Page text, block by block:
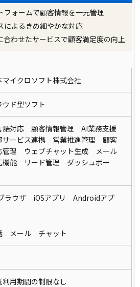
フォームで顧客情報を一元管理
によるきめ細やかな対応
合わせたサービスで顧客満足度の向上
マイクロソフト株式会社
ウド型ソフト
語対応 顧客情報管理 AI業務支援
サービス連携 営業推進管理 顧客
管理 ウェブチャット生成 メール
機能 リード管理 ダッシュボー
ラウザ iOSアプリ Androidアプ
メール チャット
利用期間の制限なし